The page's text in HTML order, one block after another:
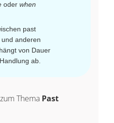
oder when
past
anderen
von Dauer
ab.
Thema Past